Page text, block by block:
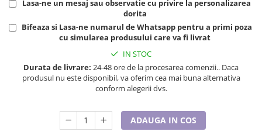
Cadouri pentru Bunici
Cadouri pentru Nasi si Fini
Cadouri pentru Mama
Cadouri pentru profesori sau absolventi
Cadouri de Paște
Lasa-ne un mesaj sau observatie cu privire la personalizarea
dorita
Bifeaza si Lasa-ne numarul de Whatsapp pentru a primi poza
cu simularea produsului care va fi livrat
IN STOC
Durata de livrare: 24-48 ore de la procesarea comenzii.. Daca
produsul nu este disponibil, va oferim cea mai buna alternativa
conform alegerii dvs.
ADAUGA IN COS